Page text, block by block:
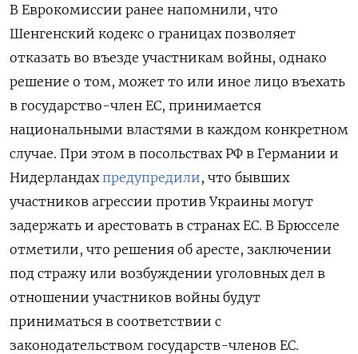
В Еврокомиссии ранее напомнили, что
Шенгенский кодекс о границах позволяет
отказать во въезде участникам войны, однако
решение о том, может то или иное лицо въехать
в государство-член ЕС, принимается
национальными властями в каждом конкретном
случае. При этом в посольствах РФ в Германии и
Нидерландах предупредили, что бывших
участников агрессии против Украины могут
задержать и арестовать в странах ЕС. В Брюсселе
отметили, что решения об аресте, заключении
под стражу или возбуждении уголовных дел в
отношении участников войны будут
приниматься в соответствии с
законодательством государств-членов ЕС.